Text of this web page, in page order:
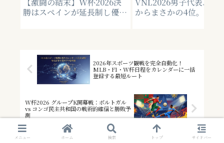
勝はスペインが延長制し優
からまさかの4位。全15
2026年スポーツ観戦を完全自動化！
MLB・F1・W杯日程をカレンダーに一括
登録する最短ルート
W杯2026 グループK開幕戦：ポルトガル
vs コンゴ民主共和国の戦術的確信と勝敗予
測
メニュー ホーム 検索 トップ サイドバー